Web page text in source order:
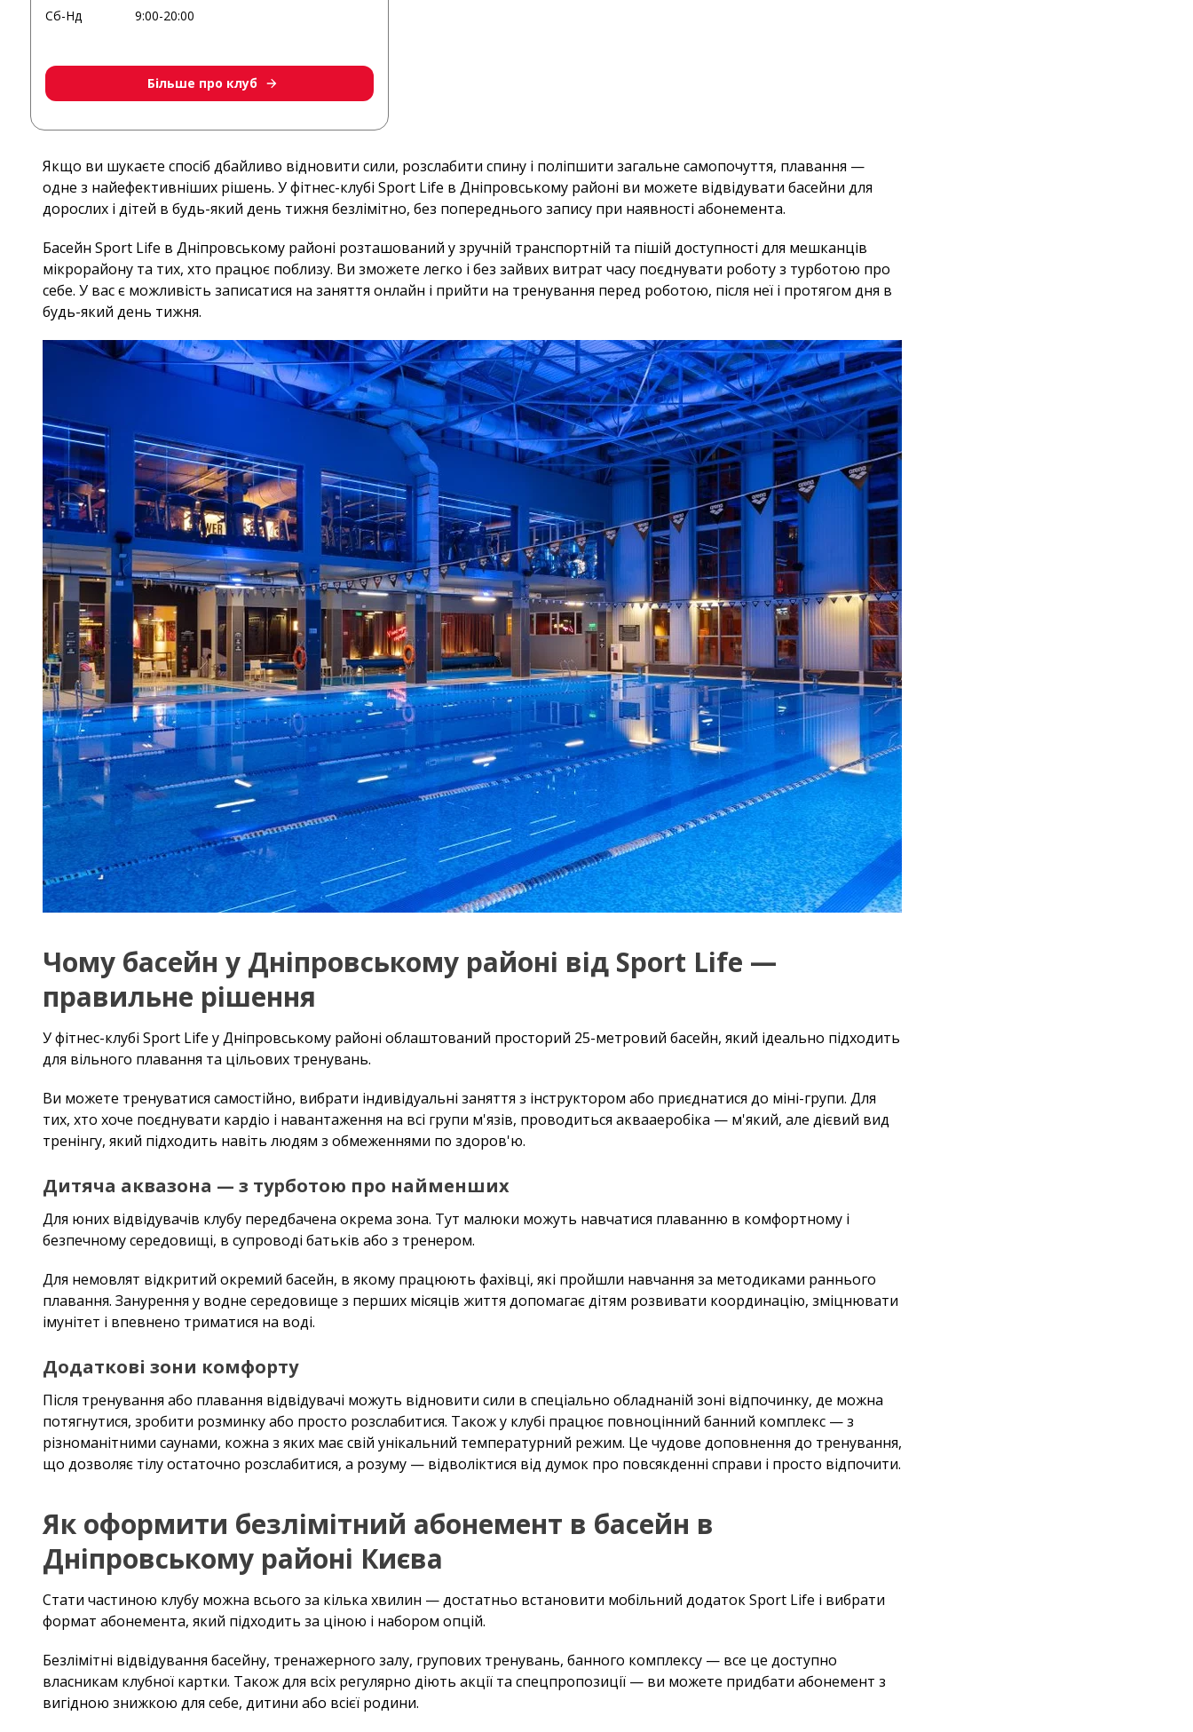
Сб-Нд
9:00-20:00
Більше про клуб
Якщо ви шукаєте спосіб дбайливо відновити сили, розслабити спину і поліпшити загальне самопочуття, плавання —
одне з найефективніших рішень. У фітнес-клубі Sport Life в Дніпровському районі ви можете відвідувати басейни для
дорослих і дітей в будь-який день тижня безлімітно, без попереднього запису при наявності абонемента.
Басейн Sport Life в Дніпровському районі розташований у зручній транспортній та пішій доступності для мешканців
мікрорайону та тих, хто працює поблизу. Ви зможете легко і без зайвих витрат часу поєднувати роботу з турботою про
себе. У вас є можливість записатися на заняття онлайн і прийти на тренування перед роботою, після неї і протягом дня в
будь-який день тижня.
Чому басейн у Дніпровському районі від Sport Life —
правильне рішення
У фітнес-клубі Sport Life у Дніпровському районі облаштований просторий 25-метровий басейн, який ідеально підходить
для вільного плавання та цільових тренувань.
Ви можете тренуватися самостійно, вибрати індивідуальні заняття з інструктором або приєднатися до міні-групи. Для
тих, хто хоче поєднувати кардіо і навантаження на всі групи м'язів, проводиться аквааеробіка — м'який, але дієвий вид
тренінгу, який підходить навіть людям з обмеженнями по здоров'ю.
Дитяча аквазона — з турботою про найменших
Для юних відвідувачів клубу передбачена окрема зона. Тут малюки можуть навчатися плаванню в комфортному і
безпечному середовищі, в супроводі батьків або з тренером.
Для немовлят відкритий окремий басейн, в якому працюють фахівці, які пройшли навчання за методиками раннього
плавання. Занурення у водне середовище з перших місяців життя допомагає дітям розвивати координацію, зміцнювати
імунітет і впевнено триматися на воді.
Додаткові зони комфорту
Після тренування або плавання відвідувачі можуть відновити сили в спеціально обладнаній зоні відпочинку, де можна
потягнутися, зробити розминку або просто розслабитися. Також у клубі працює повноцінний банний комплекс — з
різноманітними саунами, кожна з яких має свій унікальний температурний режим. Це чудове доповнення до тренування,
що дозволяє тілу остаточно розслабитися, а розуму — відволіктися від думок про повсякденні справи і просто відпочити.
Як оформити безлімітний абонемент в басейн в
Дніпровському районі Києва
Стати частиною клубу можна всього за кілька хвилин — достатньо встановити мобільний додаток Sport Life і вибрати
формат абонемента, який підходить за ціною і набором опцій.
Безлімітні відвідування басейну, тренажерного залу, групових тренувань, банного комплексу — все це доступно
власникам клубної картки. Також для всіх регулярно діють акції та спецпропозиції — ви можете придбати абонемент з
вигідною знижкою для себе, дитини або всієї родини.